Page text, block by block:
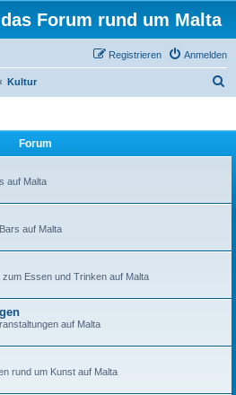
Forum rund um Malta
Anmelden
Registrieren
Kultur
Forum
auf Malta
auf Malta
Essen und Trinken auf Malta
auf Malta
rund um Kunst auf Malta